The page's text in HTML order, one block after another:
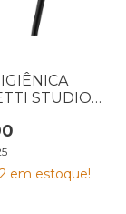
STUDIO
2 em estoque!